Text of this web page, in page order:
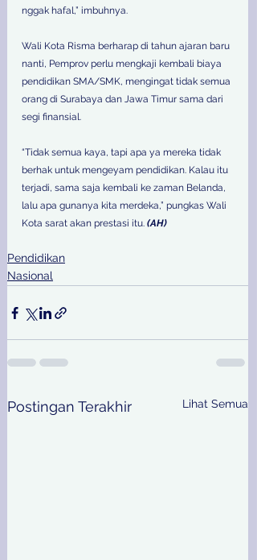
nggak hafal,” imbuhnya.
Wali Kota Risma berharap di tahun ajaran baru
nanti, Pemprov perlu mengkaji kembali biaya
pendidikan SMA/SMK, mengingat tidak semua
orang di Surabaya dan Jawa Timur sama dari
segi finansial.
“Tidak semua kaya, tapi apa ya mereka tidak
berhak untuk mengeyam pendidikan. Kalau itu
terjadi, sama saja kembali ke zaman Belanda,
lalu apa gunanya kita merdeka,” pungkas Wali
Kota sarat akan prestasi itu. (AH)
Pendidikan
Nasional
Postingan Terakhir Lihat Semua